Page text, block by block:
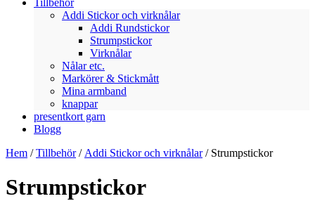
Tillbehör
Addi Stickor och virknålar
Addi Rundstickor
Strumpstickor
Virknålar
Nålar etc.
Markörer & Stickmått
Mina armband
knappar
presentkort garn
Blogg
Hem /Tillbehör/ Addi Stickor och virknålar/ Strumpstickor
Strumpstickor